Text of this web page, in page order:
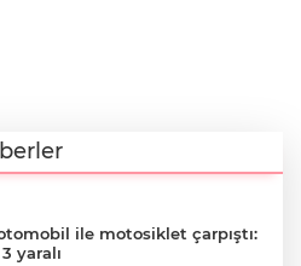
ile motosiklet çarpıştı:
yaralı